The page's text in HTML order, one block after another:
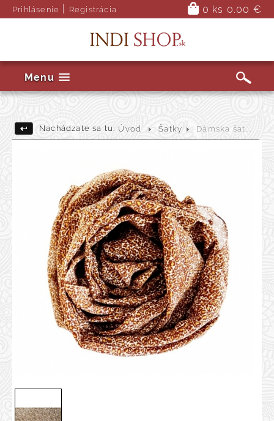
Prihlásenie Registrácia 0 ks 0.00 €
Menu
Nachádzate sa tu: Úvod Šatky Dámska šat...